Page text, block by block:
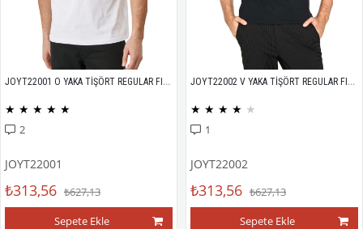
JOYT22001 O YAKA TİŞÖRT REGULAR FIT %100 PAMUK COMPACK PENYE
★ ★ ★ ★ ★
2
JOYT22001
₺313,56 ₺627,13
Sepete Ekle
JOYT22002 V YAKA TİŞÖRT REGULAR FIT %100 PAMUK COMPACK PENYE
★ ★ ★ ★ ★
1
JOYT22002
₺313,56 ₺627,13
Sepete Ekle